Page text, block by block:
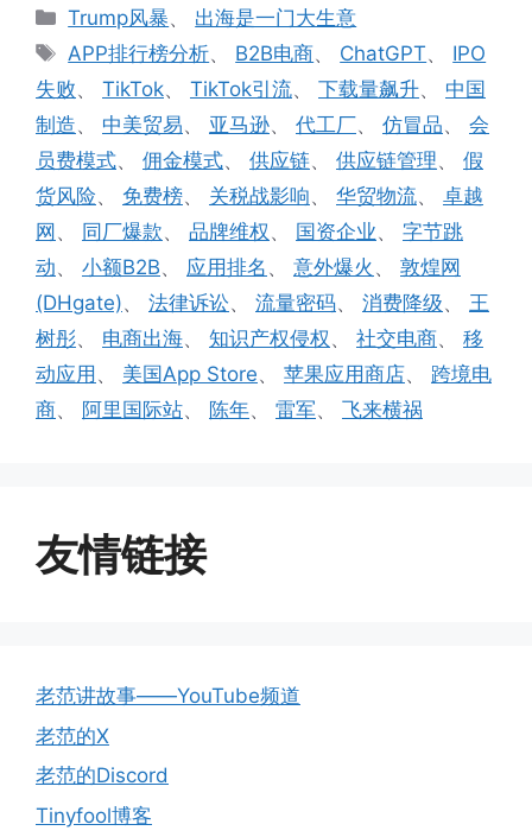
分
类
Trump风暴、 出海是一门大生意
标
签
APP排行榜分析、 B2B电商、 ChatGPT、 IPO
失败、 TikTok、 TikTok引流、 下载量飙升、 中国
制造、 中美贸易、 亚马逊、 代工厂、 仿冒品、 会
员费模式、 佣金模式、 供应链、 供应链管理、 假
货风险、 免费榜、 关税战影响、 华贸物流、 卓越
网 、 同厂爆款、 品牌维权 、 国资企业、 字节跳
动、 小额B2B、 应用排名 、 意外爆火 、 敦煌网
(DHgate)、 法律诉讼、 流量密码、 消费降级、 王
树彤、 电商出海、 知识产权侵权 、 社交电商、 移
动应用 、 美国App Store、 苹果应用商店、 跨境电
商、 阿里国际站、 陈年、 雷军、 飞来横祸
友情链接
老范讲故事——YouTube频道
老范的X
老范的Discord
Tinyfool博客